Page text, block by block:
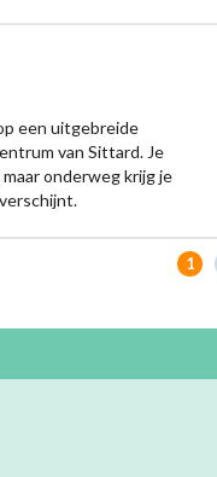
een uitgebreide
van Sittard. Je
onderweg krijg je
1